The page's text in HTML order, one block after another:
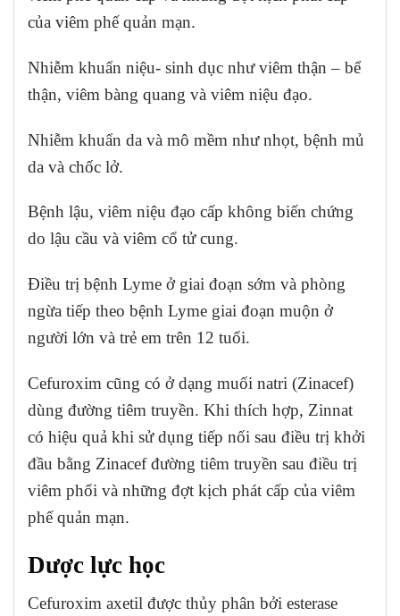
của viêm phế quản mạn.
Nhiễm khuẩn niệu- sinh dục như viêm thận – bể
thận, viêm bàng quang và viêm niệu đạo.
Nhiễm khuẩn da và mô mềm như nhọt, bệnh mủ
da và chốc lở.
Bệnh lậu, viêm niệu đạo cấp không biến chứng
do lậu cầu và viêm cổ tử cung.
Điều trị bệnh Lyme ở giai đoạn sớm và phòng
ngừa tiếp theo bệnh Lyme giai đoạn muộn ở
người lớn và trẻ em trên 12 tuổi.
Cefuroxim cũng có ở dạng muối natri (Zinacef)
dùng đường tiêm truyền. Khi thích hợp, Zinnat
có hiệu quả khi sử dụng tiếp nối sau điều trị khởi
đầu bằng Zinacef đường tiêm truyền sau điều trị
viêm phổi và những đợt kịch phát cấp của viêm
phế quản mạn.
Dược lực học
Cefuroxim axetil được thủy phân bởi esterase